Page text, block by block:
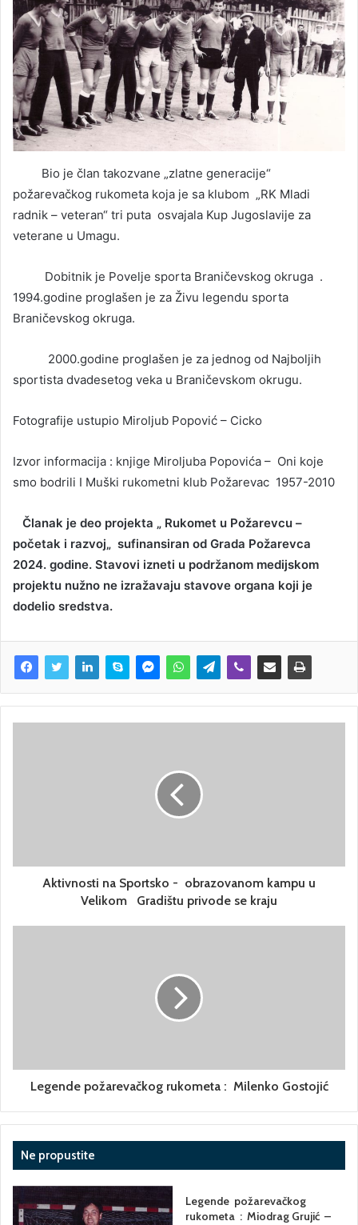
Bio je član takozvane „zlatne generacije“
požarevačkog rukometa koja je sa klubom „RK Mladi
radnik – veteran“ tri puta osvajala Kup Jugoslavije za
veterane u Umagu.
Dobitnik je Povelje sporta Braničevskog okruga .
1994.godine proglašen je za Živu legendu sporta
Braničevskog okruga.
2000.godine proglašen je za jednog od Najboljih
sportista dvadesetog veka u Braničevskom okrugu.
Fotografije ustupio Miroljub Popović – Cicko
Izvor informacija : knjige Miroljuba Popovića – Oni koje
smo bodrili I Muški rukometni klub Požarevac 1957-2010
Članak je deo projekta „ Rukomet u Požarevcu –
početak i razvoj„ sufinansiran od Grada Požarevca
2024. godine. Stavovi izneti u podržanom medijskom
projektu nužno ne izražavaju stavove organa koji je
dodelio sredstva.
Aktivnosti na Sportsko - obrazovanom kampu u
Velikom Gradištu privode se kraju
Legende požarevačkog rukometa : Milenko Gostojić
Ne propustite
Legende požarevačkog
rukometa : Miodrag Grujić –